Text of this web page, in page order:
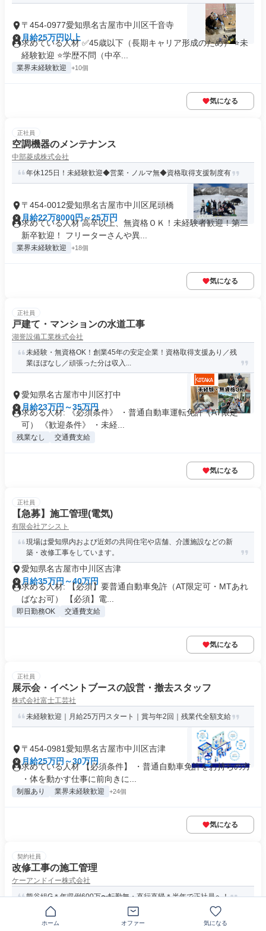
〒454-0977愛知県名古屋市中川区千音寺
月給25万円以上
求めている人材 ✅45歳以下（長期キャリア形成のため） ⭐未
経験歓迎 ⭐学歴不問（中卒...
業界未経験歓迎 +10個
気になる
正社員
空調機器のメンテナンス
中部菱成株式会社
年休125日！未経験歓迎◆営業・ノルマ無◆資格取得支援制度有
〒454-0012愛知県名古屋市中川区尾頭橋
月給22万8000円～25万円
求めている人材 高卒以上、無資格ＯＫ！未経験者歓迎！第二
新卒歓迎！ フリーターさんや異...
業界未経験歓迎 +18個
気になる
正社員
戸建て・マンションの水道工事
湖誉設備工業株式会社
未経験・無資格OK！創業45年の安定企業！資格取得支援あり／残
業ほぼなし／頑張った分は収入...
愛知県名古屋市中川区打中
月給23万円～35万円
求める人材: 《必須条件》 ・普通自動車運転免許（AT限定
可） 《歓迎条件》 ・未経...
残業なし 交通費支給
気になる
正社員
【急募】施工管理(電気)
有限会社アシスト
現場は愛知県内および近郊の共同住宅や店舗、介護施設などの新
築・改修工事をしています。
愛知県名古屋市中川区吉津
月給35万円～40万円
求める人材: 【必須】要普通自動車免許（AT限定可・MTあれ
ばなお可） 【必須】電...
即日勤務OK 交通費支給
気になる
正社員
展示会・イベントブースの設営・撤去スタッフ
株式会社富士工芸社
未経験歓迎｜月給25万円スタート｜賞与年2回｜残業代全額支給
〒454-0981愛知県名古屋市中川区吉津
月給25万円～30万円
求めている人材 【必須条件】 ・普通自動車免許をお持ちの方
・体を動かす仕事に前向きに...
制服あり 業界未経験歓迎 +24個
気になる
契約社員
改修工事の施工管理
ケーアンドイー株式会社
熊谷組G＊年収例600万〜転勤無・直行直帰＊半年で正社員へ！
〒454-0022愛知県名古屋市中川区露橋
ホーム オファー 気になる